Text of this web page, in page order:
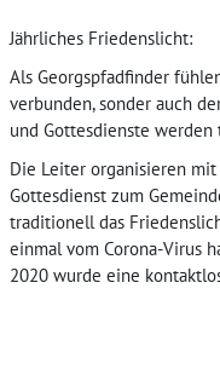
Jährliches Friedenslicht:
Als Georgspfadfinder
verbunden, sonder auch
und Gottesdienste
Die Leiter organisieren
Gottesdienst zum
traditionell das
einmal vom Corona-Virus
2020 wurde eine